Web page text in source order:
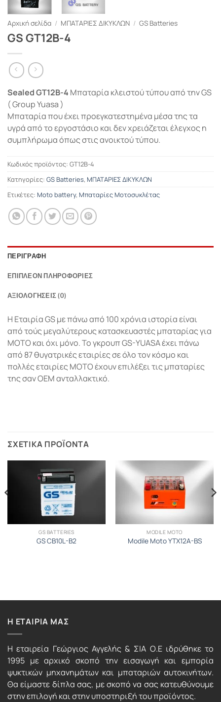
Αρχική σελίδα / ΜΠΑΤΑΡΙΕΣ ΔΙΚΥΚΛΩΝ / GS Batteries
GS GT12B-4
Sealed GT12B-4 Μπαταρία κλειστού τύπου από την GS
( Group Yuasa )
Μπαταρία που έχει προεγκατεστημένα μέσα της τα
υγρά από το εργοστάσιο και δεν χρειάζεται έλεγχος η
συμπλήρωμα όπως στις ανοικτού τύπου.
Κωδικός προϊόντος: GT12B-4
Κατηγορίες: GS Batteries, ΜΠΑΤΑΡΙΕΣ ΔΙΚΥΚΛΩΝ
Ετικέτες: Moto battery, Μπαταρίες Μοτοσυκλέτας
ΠΕΡΙΓΡΑΦΉ
ΕΠΙΠΛΈΟΝ ΠΛΗΡΟΦΟΡΊΕΣ
ΑΞΙΟΛΟΓΉΣΕΙΣ (0)
Η Εταιρία GS με πάνω από 100 χρόνια ιστορία είναι
από τούς μεγαλύτερους κατασκευαστές μπαταρίας για
ΜΟΤΟ και όχι μόνο. Το γκρουπ GS-YUASA έχει πάνω
από 87 θυγατρικές εταιρίες σε όλο τον κόσμο και
πολλές εταιρίες ΜΟΤΟ έχουν επιλέξει τις μπαταρίες
της σαν ΟΕΜ ανταλλακτικό.
ΣΧΕΤΙΚΆ ΠΡΟΪΌΝΤΑ
GS BATTERIES
GS CB10L-B2
MODILE MOTO
Modile Moto YTX12A-BS
Η ΕΤΑΙΡΙΑ ΜΑΣ
Η εταιρεία Γεώργιος Αγγελής & ΣΙΑ Ο.Ε ιδρύθηκε το
1995 με αρχικό σκοπό την εισαγωγή και εμπορία
ψυκτικών μηχανημάτων και μπαταριών αυτοκινήτων.
Θα είμαστε δίπλα σας, με σκοπό να σας κατευθύνουμε
στην επιλογή και στην υποστηριξή του προϊόντος.